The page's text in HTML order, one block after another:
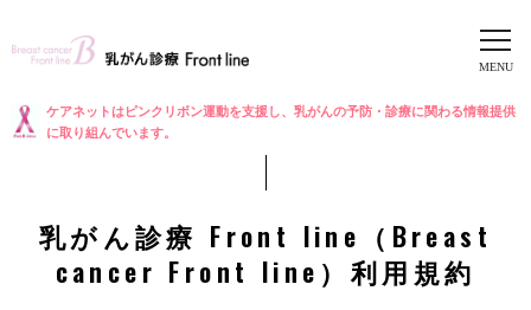
ケアネットはピンクリボン運動を支援し、乳がんの予防・診療に関わる情報提供
に取り組んでいます。
乳がん診療 Front line（Breast
cancer Front line）利用規約